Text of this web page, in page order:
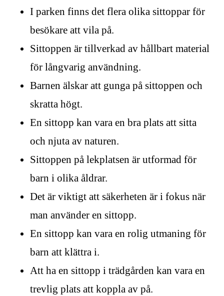
I parken finns det flera olika sittoppar för
besökare att vila på.
Sittoppen är tillverkad av hållbart material
för långvarig användning.
Barnen älskar att gunga på sittoppen och
skratta högt.
En sittopp kan vara en bra plats att sitta
och njuta av naturen.
Sittoppen på lekplatsen är utformad för
barn i olika åldrar.
Det är viktigt att säkerheten är i fokus när
man använder en sittopp.
En sittopp kan vara en rolig utmaning för
barn att klättra i.
Att ha en sittopp i trädgården kan vara en
trevlig plats att koppla av på.